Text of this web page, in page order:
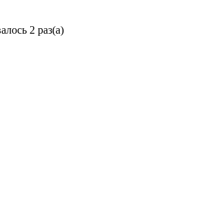
2 раз(а)